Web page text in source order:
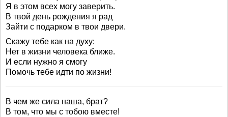
Я в этом всех могу заверить.
В твой день рождения я рад
Зайти с подарком в твои двери.
Скажу тебе как на духу:
Нет в жизни человека ближе.
И если нужно я смогу
Помочь тебе идти по жизни!
В чем же сила наша, брат?
В том, что мы с тобою вместе!